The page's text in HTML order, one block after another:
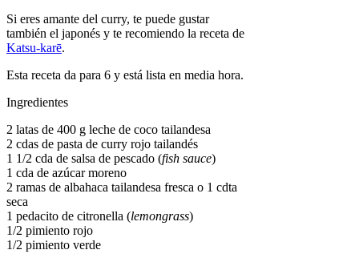
Si eres amante del curry, te puede gustar
también el japonés y te recomiendo la receta de
Katsu-karē.
Esta receta da para 6 y está lista en media hora.
Ingredientes
2 latas de 400 g leche de coco tailandesa
2 cdas de pasta de curry rojo tailandés
1 1/2 cda de salsa de pescado (fish sauce)
1 cda de azúcar moreno
2 ramas de albahaca tailandesa fresca o 1 cdta
seca
1 pedacito de citronella (lemongrass)
1/2 pimiento rojo
1/2 pimiento verde